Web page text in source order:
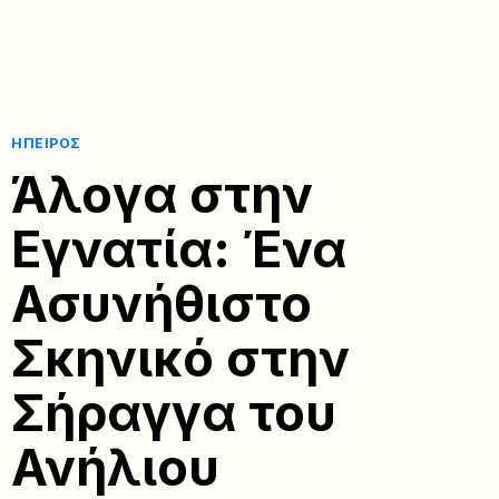
ΉΠΕΙΡΟΣ
Άλογα στην
Εγνατία: Ένα
Ασυνήθιστο
Σκηνικό στην
Σήραγγα του
Ανήλιου